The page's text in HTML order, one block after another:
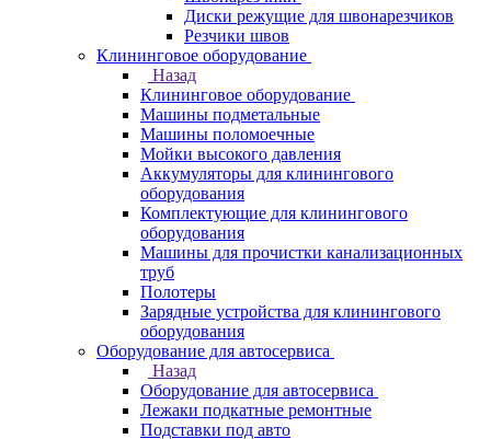
Диски режущие для швонарезчиков
Резчики швов
Клининговое оборудование
Назад
Клининговое оборудование
Машины подметальные
Машины поломоечные
Мойки высокого давления
Аккумуляторы для клинингового
оборудования
Комплектующие для клинингового
оборудования
Машины для прочистки канализационных
труб
Полотеры
Зарядные устройства для клинингового
оборудования
Оборудование для автосервиса
Назад
Оборудование для автосервиса
Лежаки подкатные ремонтные
Подставки под авто